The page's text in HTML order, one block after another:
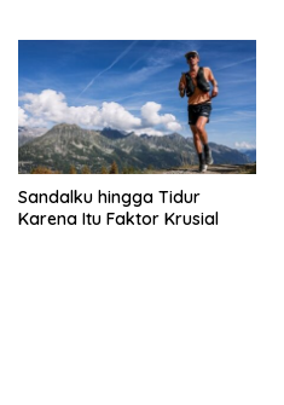
Sandalku hingga Tidur
Karena Itu Faktor Krusial